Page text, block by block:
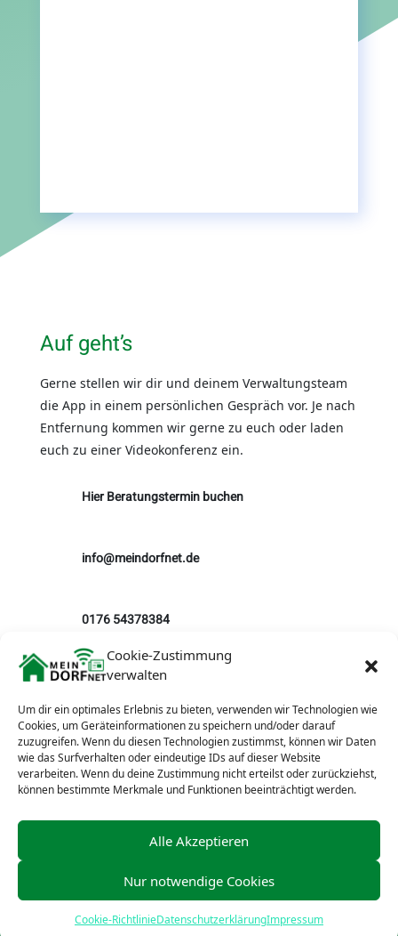
Cookie-Zustimmung
verwalten
Um dir ein optimales Erlebnis zu bieten, verwenden wir Technologien wie
Cookies, um Geräteinformationen zu speichern und/oder darauf
zuzugreifen. Wenn du diesen Technologien zustimmst, können wir Daten
wie das Surfverhalten oder eindeutige IDs auf dieser Website
verarbeiten. Wenn du deine Zustimmung nicht erteilst oder zurückziehst,
können bestimmte Merkmale und Funktionen beeinträchtigt werden.
Alle Akzeptieren
Nur notwendige Cookies
Cookie-RichtlinieDatenschutzerklärungImpressum
Auf geht’s
Gerne stellen wir dir und deinem Verwaltungsteam
die App in einem persönlichen Gespräch vor. Je nach
Entfernung kommen wir gerne zu euch oder laden
euch zu einer Videokonferenz ein.
Hier Beratungstermin buchen
info@meindorfnet.de
0176 54378384